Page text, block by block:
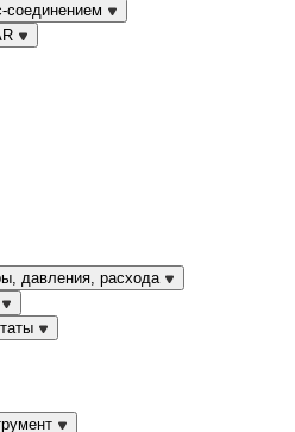
соединением
давления, расхода